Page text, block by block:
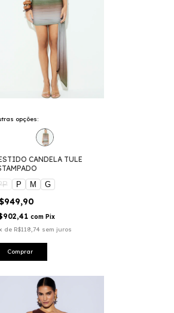
opções:
CANDELA TULE
P M G
com Pix
de R$118,74 sem juros
Comprar